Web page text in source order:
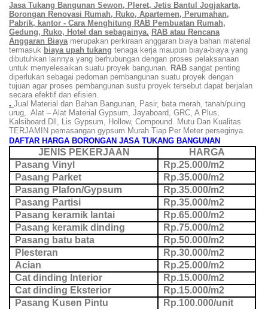
Jasa Tukang Bangunan Sewon, Pleret, Jetis Bantul Jogjakarta,
Borongan Renovasi Rumah, Ruko, Apartemen, Perumahan,
Pabrik, kantor - Cara Menghitung RAB Pembuatan Rumah,
Gedung, Ruko, Hotel dan sebagainya. RAB atau Rencana
Anggaran Biayamerupakan perkiraan anggaran biaya bahan material
termasuk biaya upah tukang tenaga kerja maupun biaya-biaya yang
dibutuhkan lainnya yang berhubungan dengan proses pelaksanaan
untuk menyelesaikan suatu proyek bangunan. RAB sangat penting
diperlukan sebagai pedoman pembangunan suatu proyek dengan
tujuan agar proses pembangunan sustu proyek tersebut dapat berjalan
secara efektif dan efisien.
. Jual Material dan Bahan Bangunan, Pasir, bata merah, tanah/puing
urug, Alat – Alat Material Gypsum, Jayaboard, GRC, A Plus,
Kalsiboard Dll, Lis Gypsum, Hollow, Compound. Mutu Dan Kualitas
TERJAMIN pemasangan gypsum Murah Tiap Per Meter perseginya.
DAFTAR HARGA BORONGAN JASA TUKANG BANGUNAN
JENIS PEKERJAAN
HARGA
Pasang Vinyl
Rp.25.000/m2
Pasang Parket
Rp.35.000/m2
Pasang Plafon/Gypsum
Rp.35.000/m2
Pasang Partisi
Rp.35.000/m2
Pasang keramik lantai
Rp.65.000/m2
Pasang keramik dinding
Rp.75.000/m2
Pasang batu bata
Rp.50.000/m2
Plesteran
Rp.30.000/m2
Acian
Rp.25.000/m2
Cat dinding Interior
Rp.15.000/m2
Cat dinding Eksterior
Rp.15.000/m2
Pasang Kusen Pintu
Rp.100.000/unit